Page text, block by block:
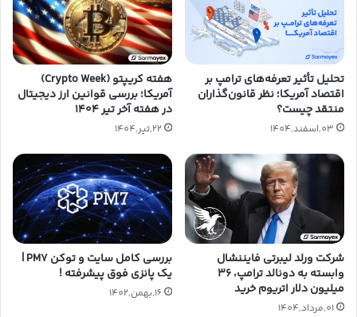
تحلیل تأثیر تعرفه‌های ترامپ بر
اقتصاد آمریکا؛ نظر قانون‌گذاران
منتقد چیست؟
03,اسفند,1404
هفته کریپتو (Crypto Week)
آمریکا؛ بررسی قوانین ارز دیجیتال
در هفته آخر تیر ۱۴۰۴
22,تیر,1404
شرکت ورلد لیبرتی فایننشال
وابسته به دونالد ترامپ، ۳۶
میلیون دلار اتریوم خرید
01,مرداد,1404
بررسی کامل سایت و توکن PM7 |
یک پانزی فوق پیشرفته !
16,بهمن,1402